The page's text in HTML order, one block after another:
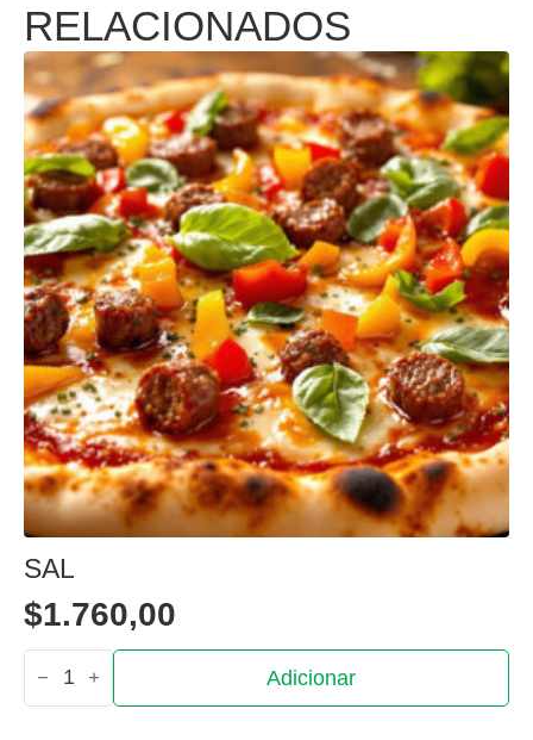
RELACIONADOS
SAL
$1.760,00
Quantidade
de
Sal
Adicionar